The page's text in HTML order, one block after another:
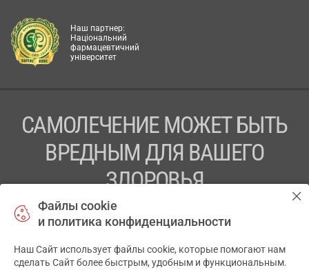
Наш партнер:
Національний
фармацевтичний
університет
САМОЛЕЧЕНИЕ МОЖЕТ БЫТЬ
ВРЕДНЫМ ДЛЯ ВАШЕГО
ЗДОРОВЬЯ
ПЕРЕД ПРИМЕНЕНИЕМ ПРЕПАРАТА
ПРОКОНСУЛЬТИРУЙТЕСЬ С ВРАЧОМ
ТОВ «АПТЕКА 911.ЮА» Код ЄДРПОУ 43631965.
Файлы cookie
и политика конфиденциальности
Наш Сайт использует файлы cookie, которые помогают нам
сделать Сайт более быстрым, удобным и функциональным.
✕